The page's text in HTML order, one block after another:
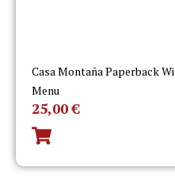
Casa Montaña Paperback
Menu
25,00€